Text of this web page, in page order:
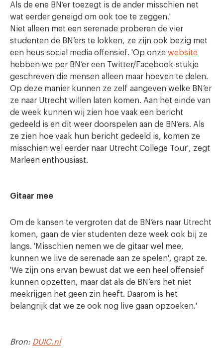
Als de ene BN’er toezegt is de ander misschien net
wat eerder geneigd om ook toe te zeggen.'
Niet alleen met een serenade proberen de vier
studenten de BN’ers te lokken, ze zijn ook bezig met
een heus social media offensief. 'Op onze website
hebben we per BN’er een Twitter/Facebook-stukje
geschreven die mensen alleen maar hoeven te delen.
Op deze manier kunnen ze zelf aangeven welke BN’er
ze naar Utrecht willen laten komen. Aan het einde van
de week kunnen wij zien hoe vaak een bericht
gedeeld is en dit weer doorspelen aan de BN’ers. Als
ze zien hoe vaak hun bericht gedeeld is, komen ze
misschien wel eerder naar Utrecht College Tour', zegt
Marleen enthousiast.
Gitaar mee
Om de kansen te vergroten dat de BN’ers naar Utrecht
komen, gaan de vier studenten deze week ook bij ze
langs. 'Misschien nemen we de gitaar wel mee,
kunnen we live de serenade aan ze spelen', grapt ze.
'We zijn ons ervan bewust dat we een heel offensief
kunnen opzetten, maar dat als de BN’ers het niet
meekrijgen het geen zin heeft. Daarom is het
belangrijk dat we ze ook nog live gaan opzoeken.'
Bron: DUIC.nl